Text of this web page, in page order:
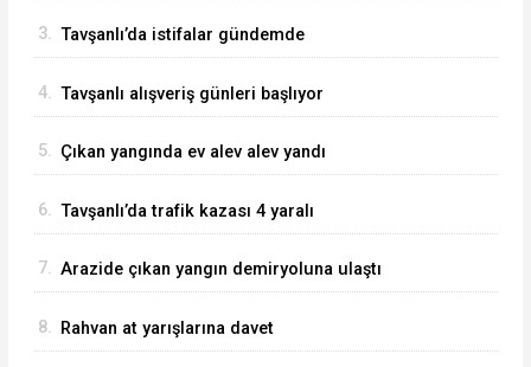
3. Tavşanlı’da istifalar gündemde
4. Tavşanlı alışveriş günleri başlıyor
5. Çıkan yangında ev alev alev yandı
6. Tavşanlı’da trafik kazası 4 yaralı
7. Arazide çıkan yangın demiryoluna ulaştı
8. Rahvan at yarışlarına davet